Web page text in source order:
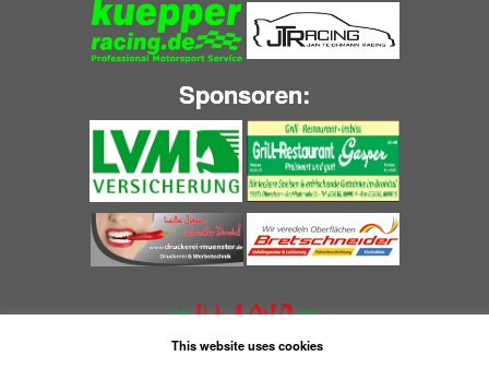
Sponsoren:
This website uses cookies